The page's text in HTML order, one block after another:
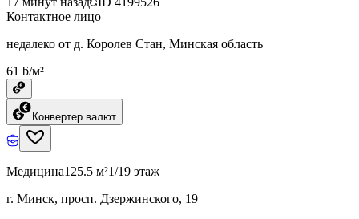
Контактное лицо
недалеко от д. Королев Стан, Минская область
61 ƃ/м²
Конвертер валют
Медицина125.5 м²1/19 этаж
г. Минск, просп. Дзержинского, 19